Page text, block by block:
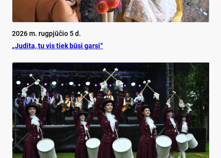
2026 m. rugpjūčio 5 d.
„Judita, tu vis tiek būsi garsi“